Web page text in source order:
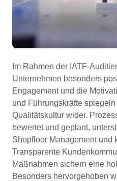
Im Rahmen der IATF-
Unternehmen besonders
Engagement und die
und Führungskräfte spiegeln
Qualitätskultur wider.
bewertet und geplant,
Shopfloor Management und
Transparente
Maßnahmen sichern eine
Besonders hervorgehoben